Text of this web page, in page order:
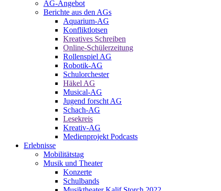
AG-Angebot
Berichte aus den AGs
Aquarium-AG
Konfliktlotsen
Kreatives Schreiben
Online-Schülerzeitung
Rollenspiel AG
Robotik-AG
Schulorchester
Häkel AG
Musical-AG
Jugend forscht AG
Schach-AG
Lesekreis
Kreativ-AG
Medienprojekt Podcasts
Erlebnisse
Mobilitätstag
Musik und Theater
Konzerte
Schulbands